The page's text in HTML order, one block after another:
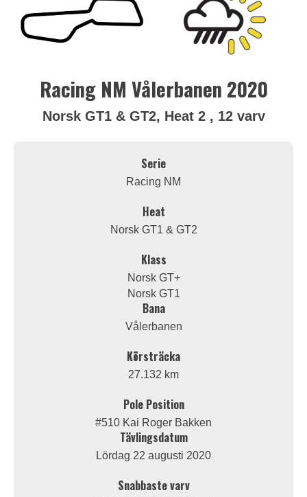
Racing NM Vålerbanen 2020
Norsk GT1 & GT2, Heat 2 , 12 varv
Serie
Racing NM
Heat
Norsk GT1 & GT2
Klass
Norsk GT+
Norsk GT1
Bana
Vålerbanen
Körsträcka
27.132 km
Pole Position
#510 Kai Roger Bakken
Tävlingsdatum
Lördag 22 augusti 2020
Snabbaste varv